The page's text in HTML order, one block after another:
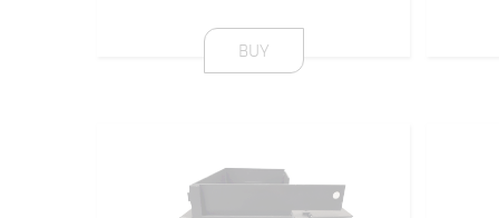
BUY